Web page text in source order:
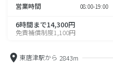
営業時間 08:00-19:00
6時間まで14,300円
免責補償制度1,100円
東唐津駅から 2843m